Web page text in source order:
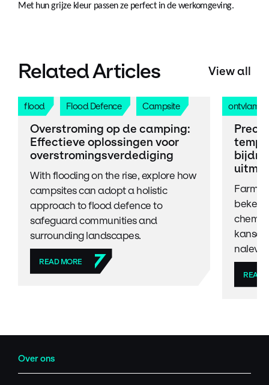
Met hungrijze kleurpassen ze perfect in de werkomgeving.
Related Articles View all
flood Flood Defence Campsite
Overstroming op de camping:
Effectieve oplossingen voor
overstromingsverdediging
With flooding on the rise, explore how
campsites can adopt a holistic
approach to flood defence to
safeguard communities and
surrounding landscapes.
READ MORE
READ
Over ons